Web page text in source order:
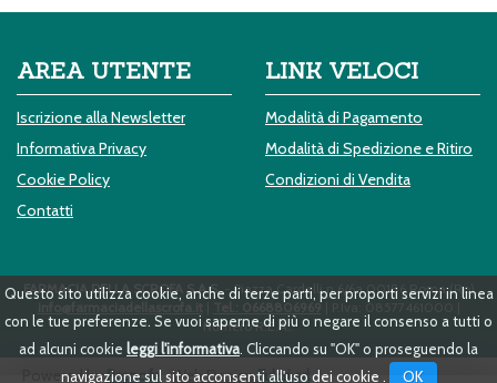
Questo sito utilizza cookie, anche di terze parti, per proporti servizi in linea
con le tue preferenze. Se vuoi saperne di più o negare il consenso a tutti o
ad alcuni cookie leggi l'informativa . Cliccando su "OK" o proseguendo la
navigazione sul sito acconsenti all'uso dei cookie .
OK
AREA UTENTE
Iscrizione alla Newsletter
Informativa Privacy
Cookie Policy
Contatti
LINK VELOCI
Modalità di Pagamento
Modalità di Spedizione e Ritiro
Condizioni di Vendita
FARMACIA DELLA SCROFA S.A.S.- Piazza Cardelli n.6/6a 00186 Roma (Ro)
info@farmaciadellascrofa.it| Tel.: 0668806969| P.Iva: 08577461000 |
Numero R.E.A.:
Powered byPrenofa Web DesignFulcri srl